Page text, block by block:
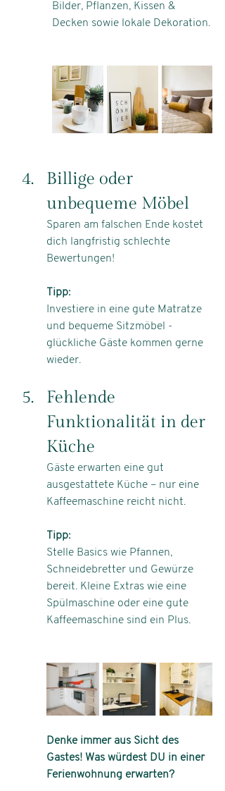
Bilder, Pflanzen, Kissen &
Decken sowie lokale Dekoration.
Billige oder
unbequeme Möbel
Sparen am falschen Ende kostet
dich langfristig schlechte
Bewertungen!
Tipp:
Investiere in eine gute Matratze
und bequeme Sitzmöbel -
glückliche Gäste kommen gerne
wieder.
Fehlende
Funktionalität in der
Küche
Gäste erwarten eine gut
ausgestattete Küche – nur eine
Kaffeemaschine reicht nicht.
Tipp:
Stelle Basics wie Pfannen,
Schneidebretter und Gewürze
bereit. Kleine Extras wie eine
Spülmaschine oder eine gute
Kaffeemaschine sind ein Plus.
Denke immer aus Sicht des
Gastes! Was würdest DU in einer
Ferienwohnung erwarten?